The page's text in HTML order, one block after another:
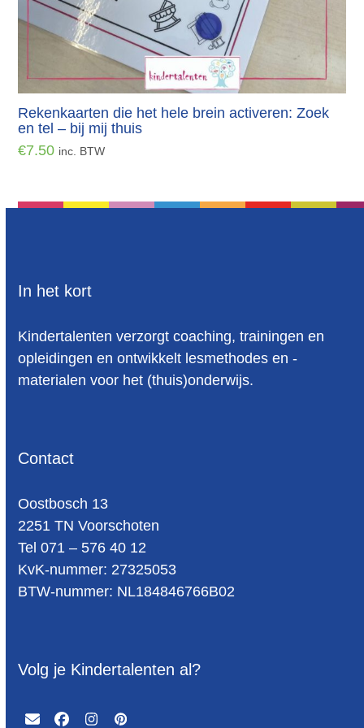
Rekenkaarten die het hele brein activeren: Zoek
en tel – bij mij thuis
€7.50 inc. BTW
In het kort
Kindertalenten verzorgt coaching, trainingen en
opleidingen en ontwikkelt lesmethodes en -
materialen voor het (thuis)onderwijs.
Contact
Oost­bosch 13
2251 TN Voorschoten
Tel 071 – 576 40 12
KvK-nummer: 27325053
BTW-num­mer: NL184846766B02
Volg je Kindertalenten al?